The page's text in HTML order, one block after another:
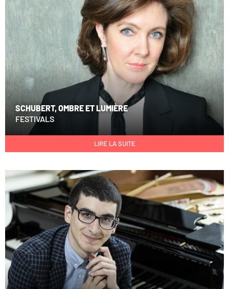
SCHUBERT, OMBRE ET LUMIÈRE
FESTIVALS
LIRE LA SUITE